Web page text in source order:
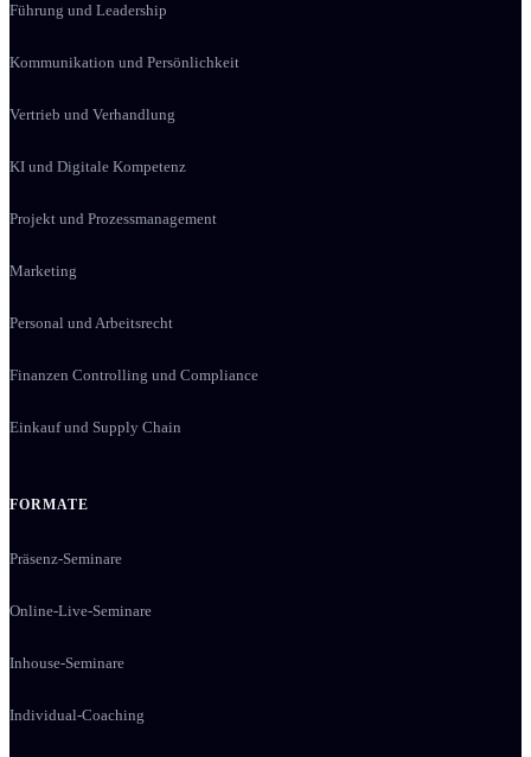
Führung und Leadership
Kommunikation und Persönlichkeit
Vertrieb und Verhandlung
KI und Digitale Kompetenz
Projekt und Prozessmanagement
Marketing
Personal und Arbeitsrecht
Finanzen Controlling und Compliance
Einkauf und Supply Chain
FORMATE
Präsenz-Seminare
Online-Live-Seminare
Inhouse-Seminare
Individual-Coaching